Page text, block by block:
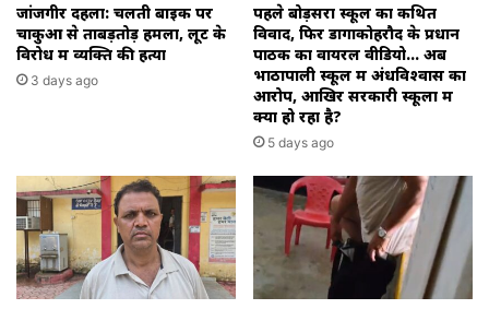
जांजगीर दहला: चलती बाइक पर
चाकुओं से ताबड़तोड़ हमला, लूट के
विरोध में व्यक्ति की हत्या
3 days ago
पहले बोड़सरा स्कूल का कथित
विवाद, फिर डोंगाकोहरौद के प्रधान
पाठक का वायरल वीडियो… अब
भाठापाली स्कूल में अंधविश्वास का
आरोप, आखिर सरकारी स्कूलों में
क्या हो रहा है?
5 days ago